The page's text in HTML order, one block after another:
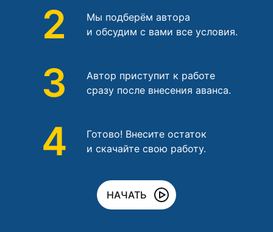
2
Мы подберём автора
и обсудим с вами все условия.
3
Автор приступит к работе
сразу после внесения аванса.
4
Готово! Внесите остаток
и скачайте свою работу.
НАЧАТЬ